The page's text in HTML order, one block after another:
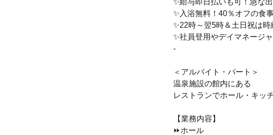
✨給与即日払いも可！急な
✨入浴無料！40％オフの食
✨22時～翌5時＆土日祝は時
✨社員登用やデイマネージ
-
＜アルバイト・パート＞
温泉施設の館内にある
レストランでホール・キッ
【業務内容】
⏩ホール